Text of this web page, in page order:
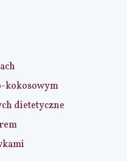
kokosowym
dietetyczne